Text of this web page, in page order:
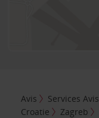
Avis Services Avis
Croatie
Zagreb